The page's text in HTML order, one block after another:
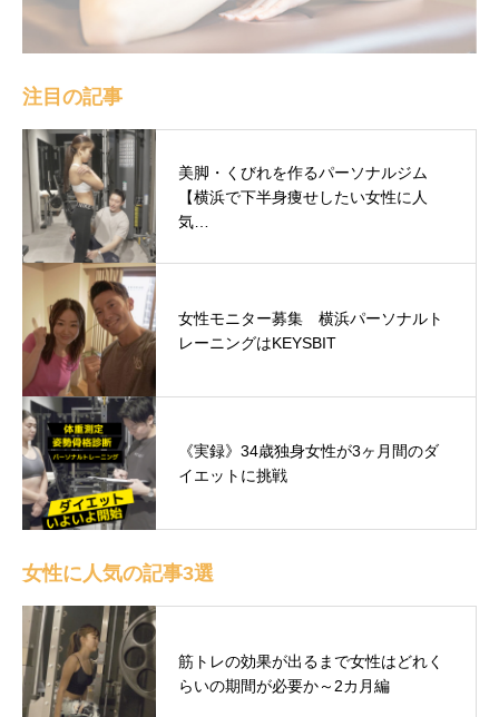
注目の記事
美脚・くびれを作るパーソナルジム
【横浜で下半身痩せしたい女性に人
気…
女性モニター募集 横浜パーソナルト
レーニングはKEYSBIT
《実録》34歳独身女性が3ヶ月間のダ
イエットに挑戦
女性に人気の記事3選
筋トレの効果が出るまで女性はどれく
らいの期間が必要か～2カ月編